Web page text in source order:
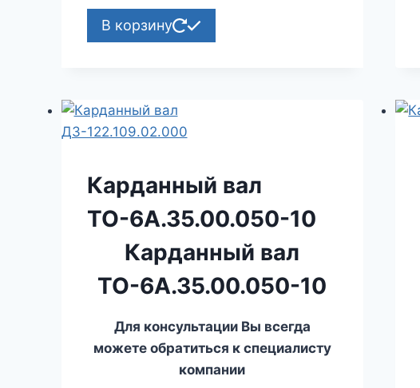
В корзину
Карданный вал
ТО-6А.35.00.050-10
Карданный вал
ТО-6А.35.00.050-10
Для консультации Вы всегда
можете обратиться к специалисту
компании